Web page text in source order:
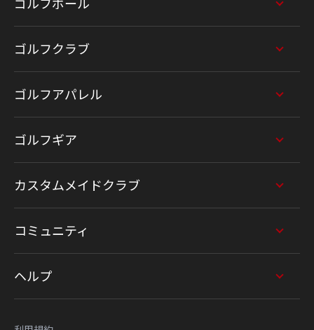
ゴルフボール
ゴルフクラブ
ゴルフアパレル
ゴルフギア
カスタムメイドクラブ
コミュニティ
ヘルプ